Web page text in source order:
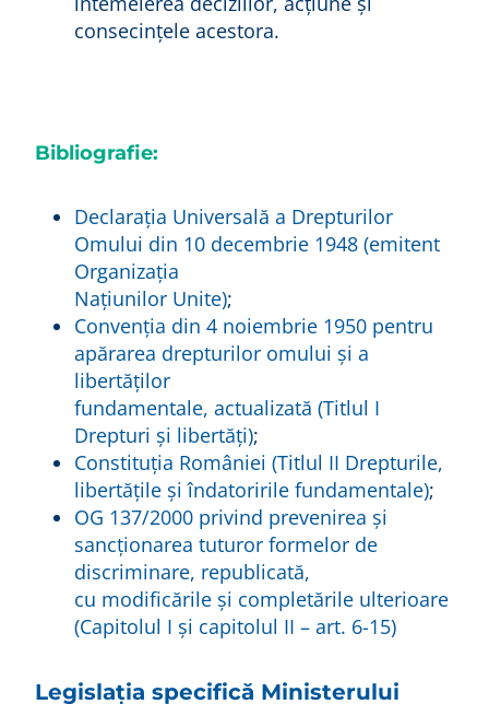
consecințele acestora.
Bibliografie:
Declaraţia Universală a Drepturilor
Omului din 10 decembrie 1948 (emitent
Organizaţia
Naţiunilor Unite);
Convenţia din 4 noiembrie 1950 pentru
apărarea drepturilor omului şi a
libertăţilor
fundamentale, actualizată (Titlul I
Drepturi şi libertăţi);
Constituția României (Titlul II Drepturile,
libertățile și îndatoririle fundamentale);
OG 137/2000 privind prevenirea şi
sancţionarea tuturor formelor de
discriminare, republicată,
cu modificările și completările ulterioare
(Capitolul I și capitolul II – art. 6-15)
Legislaţia specifică Ministerului